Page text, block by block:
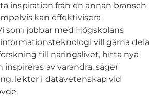
inspiration från en annan bransch
kan effektivisera
som jobbar med Högskolans
vill gärna dela
till näringslivet, hitta nya
av varandra, säger
lektor i datavetenskap vid